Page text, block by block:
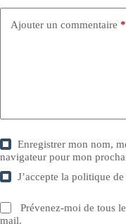
Ajouter un commentaire *
Enregistrer mon nom,
navigateur pour mon
J’accepte lapolitique
Prévenez-moi de tous
mail.